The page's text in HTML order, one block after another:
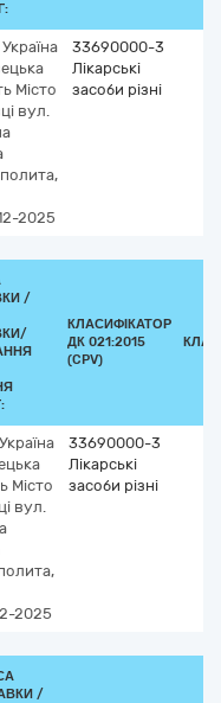
Україна
Місто
вул.
2025
33690000-3
Лікарські
засоби різні
/
КЛАСИФІКАТОР
ДК 021:2015
(CPV)
Україна
Місто
вул.
2025
33690000-3
Лікарські
засоби різні
/